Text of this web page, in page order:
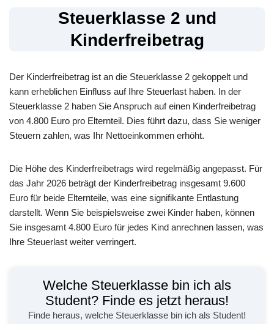
Steuerklasse 2 und
Kinderfreibetrag
Der Kinderfreibetrag ist an die Steuerklasse 2 gekoppelt und
kann erheblichen Einfluss auf Ihre Steuerlast haben. In der
Steuerklasse 2 haben Sie Anspruch auf einen Kinderfreibetrag
von 4.800 Euro pro Elternteil. Dies führt dazu, dass Sie weniger
Steuern zahlen, was Ihr Nettoeinkommen erhöht.
Die Höhe des Kinderfreibetrags wird regelmäßig angepasst. Für
das Jahr 2026 beträgt der Kinderfreibetrag insgesamt 9.600
Euro für beide Elternteile, was eine signifikante Entlastung
darstellt. Wenn Sie beispielsweise zwei Kinder haben, können
Sie insgesamt 4.800 Euro für jedes Kind anrechnen lassen, was
Ihre Steuerlast weiter verringert.
Welche Steuerklasse bin ich als
Student? Finde es jetzt heraus!
Finde heraus, welche Steuerklasse bin ich als Student!